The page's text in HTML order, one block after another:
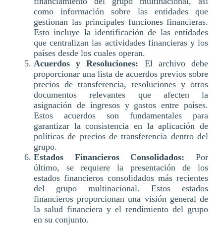
como información sobre las entidades que
gestionan las principales funciones financieras.
Esto incluye la identificación de las entidades
que centralizan las actividades financieras y los
países desde los cuales operan.
Acuerdos y Resoluciones: El archivo debe
proporcionar una lista de acuerdos previos sobre
precios de transferencia, resoluciones y otros
documentos relevantes que afecten la
asignación de ingresos y gastos entre países.
Estos acuerdos son fundamentales para
garantizar la consistencia en la aplicación de
políticas de precios de transferencia dentro del
grupo.
Estados Financieros Consolidados: Por
último, se requiere la presentación de los
estados financieros consolidados más recientes
del grupo multinacional. Estos estados
financieros proporcionan una visión general de
la salud financiera y el rendimiento del grupo
en su conjunto.